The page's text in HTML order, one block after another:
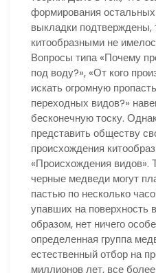
формирования
выкладки подтверждены,
китообразными не
Вопросы типа «Почему
под воду?», «От кого
искать огромную
переходных видов?»
бесконечную тоску.
представить обществу
происхождения
«Происхождения видов».
черные медведи могут
пастью по несколько
упавших на поверхность
образом, нет ничего
определенная группа
естественный отбор на
миллионов лет, все